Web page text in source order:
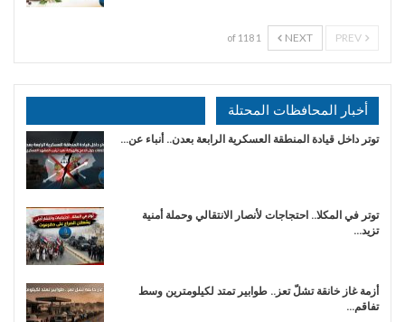
NEXT
1 of 118
أخبار المحافظات المحتلة
توتر داخل قيادة المنطقة العسكرية الرابعة بعدن.. أنباء عن…
توتر في المكلا.. احتجاجات لأنصار الانتقالي وحملة أمنية
تزيد…
أزمة غاز خانقة تشلّ تعز.. طوابير تمتد لكيلومترين وسط
تفاقم…